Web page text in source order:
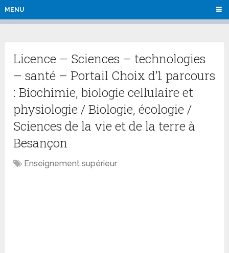
MENU
Licence – Sciences – technologies
– santé – Portail Choix d’1 parcours
: Biochimie, biologie cellulaire et
physiologie / Biologie, écologie /
Sciences de la vie et de la terre à
Besançon
Enseignement supérieur